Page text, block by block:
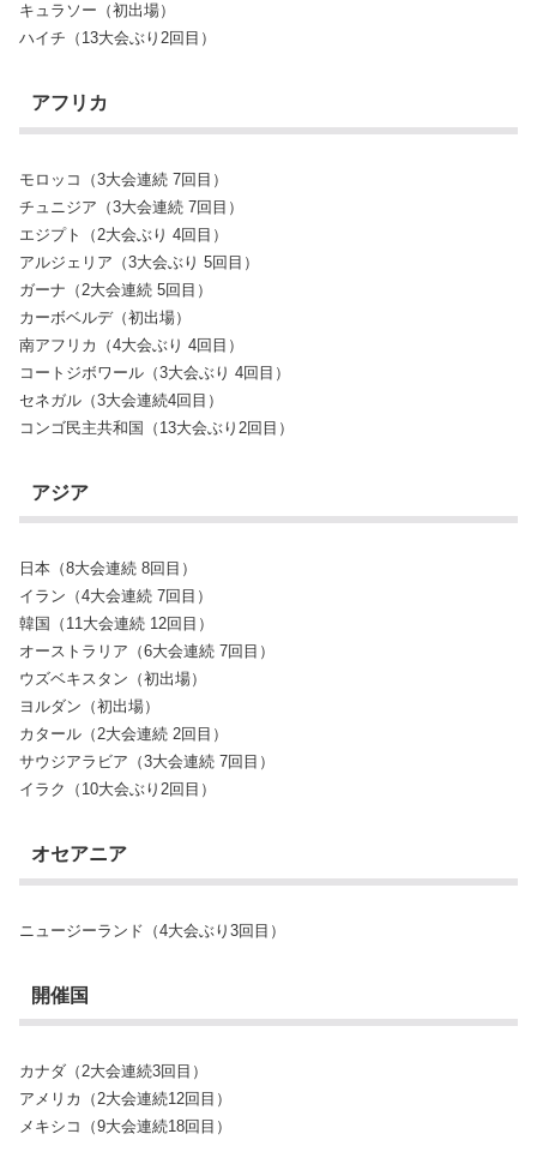
キュラソー（初出場）
ハイチ（13大会ぶり2回目）
アフリカ
モロッコ（3大会連続 7回目）
チュニジア（3大会連続 7回目）
エジプト（2大会ぶり 4回目）
アルジェリア（3大会ぶり 5回目）
ガーナ（2大会連続 5回目）
カーボベルデ（初出場）
南アフリカ（4大会ぶり 4回目）
コートジボワール（3大会ぶり 4回目）
セネガル（3大会連続4回目）
コンゴ民主共和国（13大会ぶり2回目）
アジア
日本（8大会連続 8回目）
イラン（4大会連続 7回目）
韓国（11大会連続 12回目）
オーストラリア（6大会連続 7回目）
ウズベキスタン（初出場）
ヨルダン（初出場）
カタール（2大会連続 2回目）
サウジアラビア（3大会連続 7回目）
イラク（10大会ぶり2回目）
オセアニア
ニュージーランド（4大会ぶり3回目）
開催国
カナダ（2大会連続3回目）
アメリカ（2大会連続12回目）
メキシコ（9大会連続18回目）